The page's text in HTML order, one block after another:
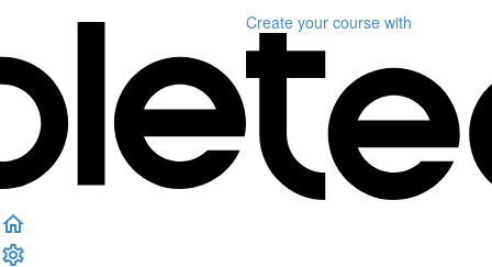
Create your course with